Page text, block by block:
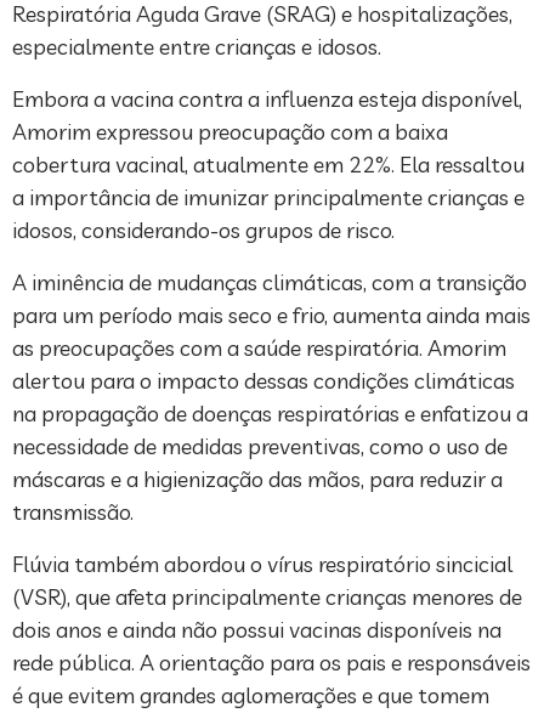
Respiratória Aguda Grave (SRAG) e hospitalizações,
especialmente entre crianças e idosos.
Embora a vacina contra a influenza esteja disponível,
Amorim expressou preocupação com a baixa
cobertura vacinal, atualmente em 22%. Ela ressaltou
a importância de imunizar principalmente crianças e
idosos, considerando-os grupos de risco.
A iminência de mudanças climáticas, com a transição
para um período mais seco e frio, aumenta ainda mais
as preocupações com a saúde respiratória. Amorim
alertou para o impacto dessas condições climáticas
na propagação de doenças respiratórias e enfatizou a
necessidade de medidas preventivas, como o uso de
máscaras e a higienização das mãos, para reduzir a
transmissão.
Flúvia também abordou o vírus respiratório sincicial
(VSR), que afeta principalmente crianças menores de
dois anos e ainda não possui vacinas disponíveis na
rede pública. A orientação para os pais e responsáveis
é que evitem grandes aglomerações e que tomem